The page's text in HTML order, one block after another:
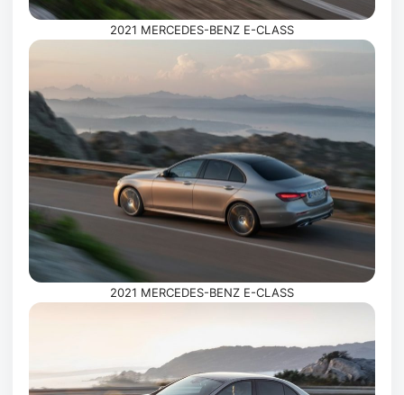
2021 MERCEDES-BENZ E-CLASS
2021 MERCEDES-BENZ E-CLASS